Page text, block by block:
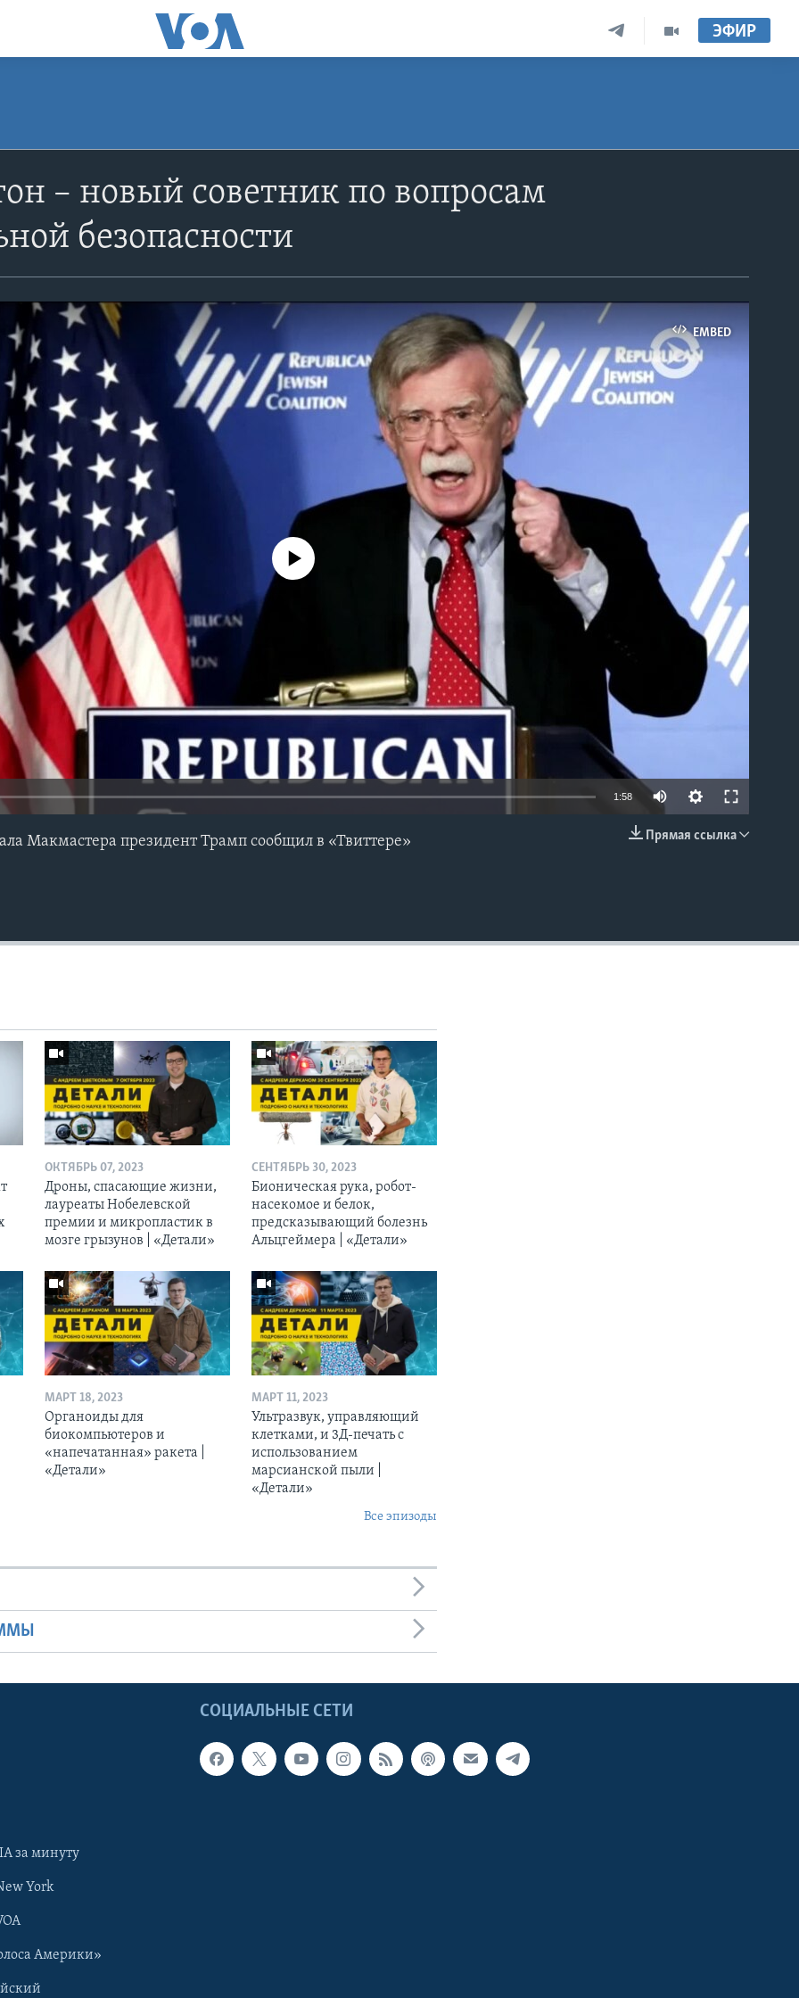
ЭФИР
– новый советник по вопросам
безопасности
EMBED
No media source currently available
1:58
Прямая ссылка
Макмастера президент Трамп сообщил в «Твиттере»
ОКТЯБРЬ 07, 2023
Дроны, спасающие жизни,
лауреаты Нобелевской
премии и микропластик в
мозге грызунов | «Детали»
СЕНТЯБРЬ 30, 2023
Бионическая рука, робот-
насекомое и белок,
предсказывающий болезнь
Альцгеймера | «Детали»
МАРТ 18, 2023
Органоиды для
биокомпьютеров и
«напечатанная» ракета |
«Детали»
МАРТ 11, 2023
Ультразвук, управляющий
клетками, и 3Д-печать c
использованием
марсианской пыли |
«Детали»
Все эпизоды
СОЦИАЛЬНЫЕ СЕТИ
за минуту
York
Америки»